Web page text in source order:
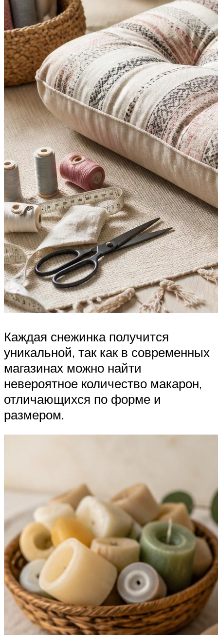
Каждая снежинка получится
уникальной, так как в современных
магазинах можно найти
невероятное количество макарон,
отличающихся по форме и
размером.